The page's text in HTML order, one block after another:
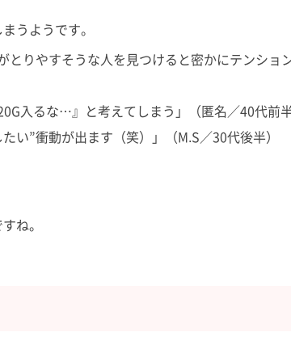
うようです。
とりやすそうな人を見つけると密かにテンショ
入るな…』と考えてしまう」（匿名／40代前半
い”衝動が出ます（笑）」（M.S／30代後半）
ね。